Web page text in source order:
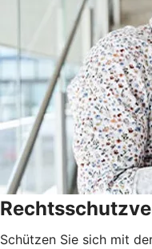
Schützen Sie sich mit